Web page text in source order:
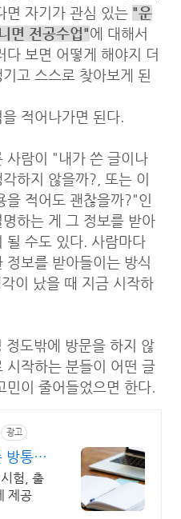
면 자기가 관심 있는 "운
면 전공수업"에 대해서
다 보면 어떻게 해야지 더
고 스스로 찾아보게 된
적어나가면 된다.
사람이 "내가 쓴 글이나
하지 않을까?, 또는 이
을 적어도 괜찮을까?"인
하는 게 그 정보를 받아
될 수도 있다. 사람마다
정보를 받아들이는 방식
이 났을 때 지금 시작하
도밖에 방문을 하지 않
시작하는 분들이 어떤 글
민이 줄어들었으면 한다.
광고
방통대
험, 출
제공